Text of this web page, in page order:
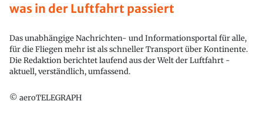
was in der Luftfahrt passiert
Das unabhängige Nachrichten- und Informationsportal für alle,
für die Fliegen mehr ist als schneller Transport über Kontinente.
Die Redaktion berichtet laufend aus der Welt der Luftfahrt -
aktuell, verständlich, umfassend.
© aeroTELEGRAPH